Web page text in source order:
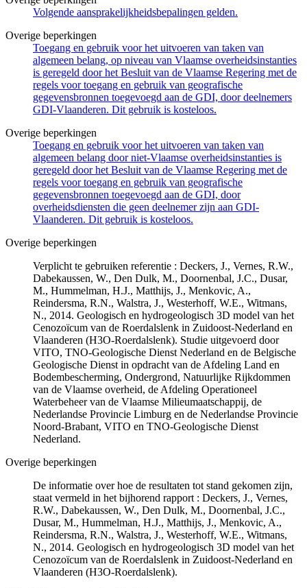
Volgende aansprakelijkheidsbepalingen gelden.
Overige beperkingen
Toegang en gebruik voor het uitvoeren van taken van
algemeen belang, op niveau van Vlaamse overheidsinstanties
is geregeld door het Besluit van de Vlaamse Regering met de
regels voor toegang en gebruik van geografische
gegevensbronnen toegevoegd aan de GDI, door deelnemers
GDI-Vlaanderen. Dit gebruik is kosteloos.
Overige beperkingen
Toegang en gebruik voor het uitvoeren van taken van
algemeen belang door niet-Vlaamse overheidsinstanties is
geregeld door het Besluit van de Vlaamse Regering met de
regels voor toegang en gebruik van geografische
gegevensbronnen toegevoegd aan de GDI, door
overheidsdiensten die geen deelnemer zijn aan GDI-
Vlaanderen. Dit gebruik is kosteloos.
Overige beperkingen
Verplicht te gebruiken referentie : Deckers, J., Vernes, R.W.,
Dabekaussen, W., Den Dulk, M., Doornenbal, J.C., Dusar,
M., Hummelman, H.J., Matthijs, J., Menkovic, A.,
Reindersma, R.N., Walstra, J., Westerhoff, W.E., Witmans,
N., 2014. Geologisch en hydrogeologisch 3D model van het
Cenozoïcum van de Roerdalslenk in Zuidoost-Nederland en
Vlaanderen (H3O-Roerdalslenk). Studie uitgevoerd door
VITO, TNO-Geologische Dienst Nederland en de Belgische
Geologische Dienst in opdracht van de Afdeling Land en
Bodembescherming, Ondergrond, Natuurlijke Rijkdommen
van de Vlaamse overheid, de Afdeling Operationeel
Waterbeheer van de Vlaamse Milieumaatschappij, de
Nederlandse Provincie Limburg en de Nederlandse Provincie
Noord-Brabant, VITO en TNO-Geologische Dienst
Nederland.
Overige beperkingen
De informatie over hoe de resultaten tot stand gekomen zijn,
staat vermeld in het bijhorend rapport : Deckers, J., Vernes,
R.W., Dabekaussen, W., Den Dulk, M., Doornenbal, J.C.,
Dusar, M., Hummelman, H.J., Matthijs, J., Menkovic, A.,
Reindersma, R.N., Walstra, J., Westerhoff, W.E., Witmans,
N., 2014. Geologisch en hydrogeologisch 3D model van het
Cenozoïcum van de Roerdalslenk in Zuidoost-Nederland en
Vlaanderen (H3O-Roerdalslenk).